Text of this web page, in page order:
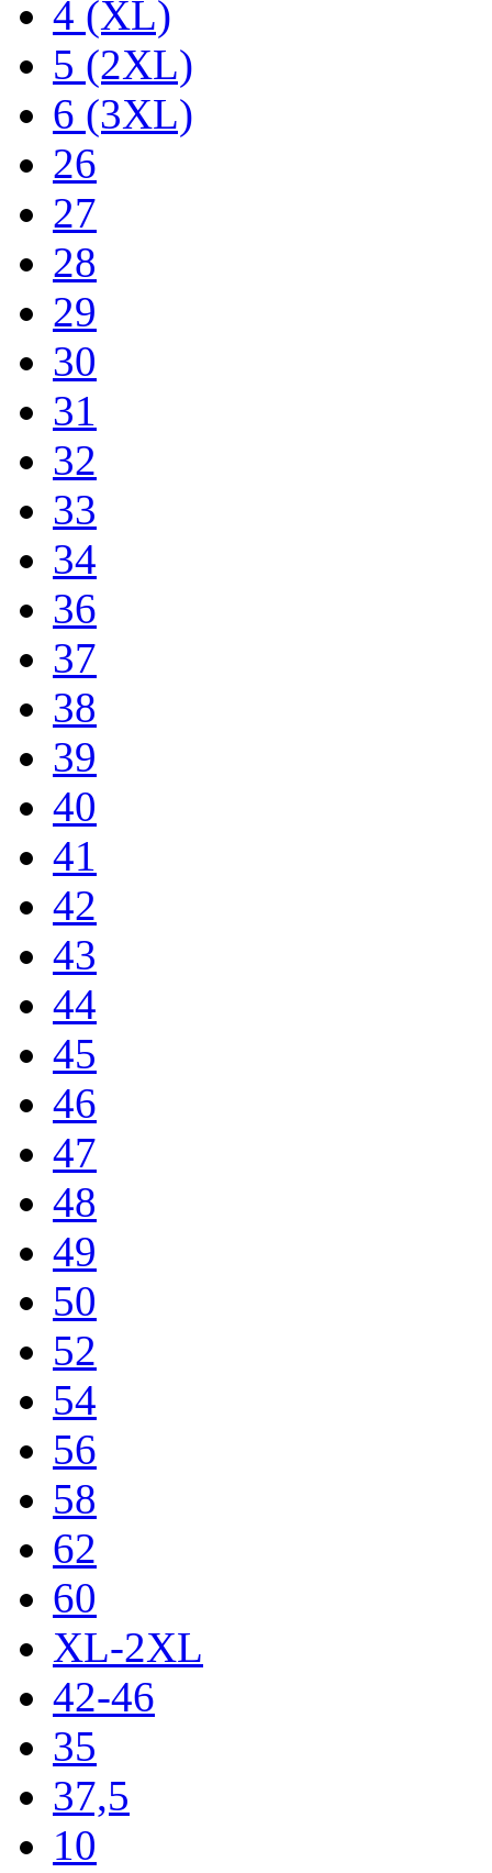
4 (XL)
5 (2XL)
6 (3XL)
26
27
28
29
30
31
32
33
34
36
37
38
39
40
41
42
43
44
45
46
47
48
49
50
52
54
56
58
62
60
XL-2XL
42-46
35
37,5
10